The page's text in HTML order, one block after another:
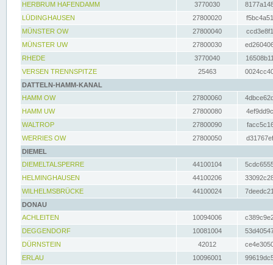
HERBRUM HAFENDAMM
3770030
LÜDINGHAUSEN
27800020
MÜNSTER OW
27800040
MÜNSTER UW
27800030
RHEDE
3770040
VERSEN TRENNSPITZE
25463
DATTELN-HAMM-KANAL
HAMM OW
27800060
HAMM UW
27800080
WALTROP
27800090
WERRIES OW
27800050
DIEMEL
DIEMELTALSPERRE
44100104
HELMINGHAUSEN
44100206
WILHELMSBRÜCKE
44100024
DONAU
ACHLEITEN
10094006
DEGGENDORF
10081004
DÜRNSTEIN
42012
ERLAU
10096001